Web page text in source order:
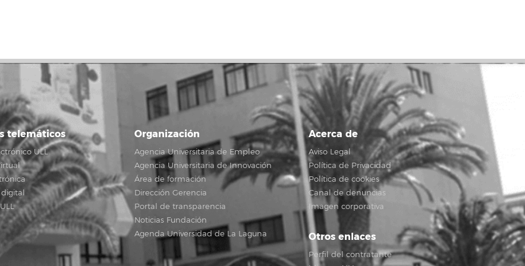
telemáticos
ULL
Organización
Agencia Universitaria de Empleo
Agencia Universitaria de Innovación
Área de formación
Dirección Gerencia
Portal de transparencia
Noticias Fundación
Agenda Universidad de La Laguna
Acerca de
Aviso Legal
Política de Privacidad
Política de cookies
Canal de denuncias
Imagen corporativa
Otros enlaces
Perfil del contratante